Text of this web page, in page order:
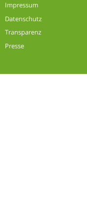
Impressum
Datenschutz
Transparenz
Presse